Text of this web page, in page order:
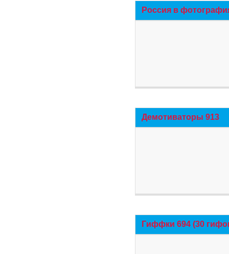
Россия в
Демотиваторы 913
Гиффки 694 (30